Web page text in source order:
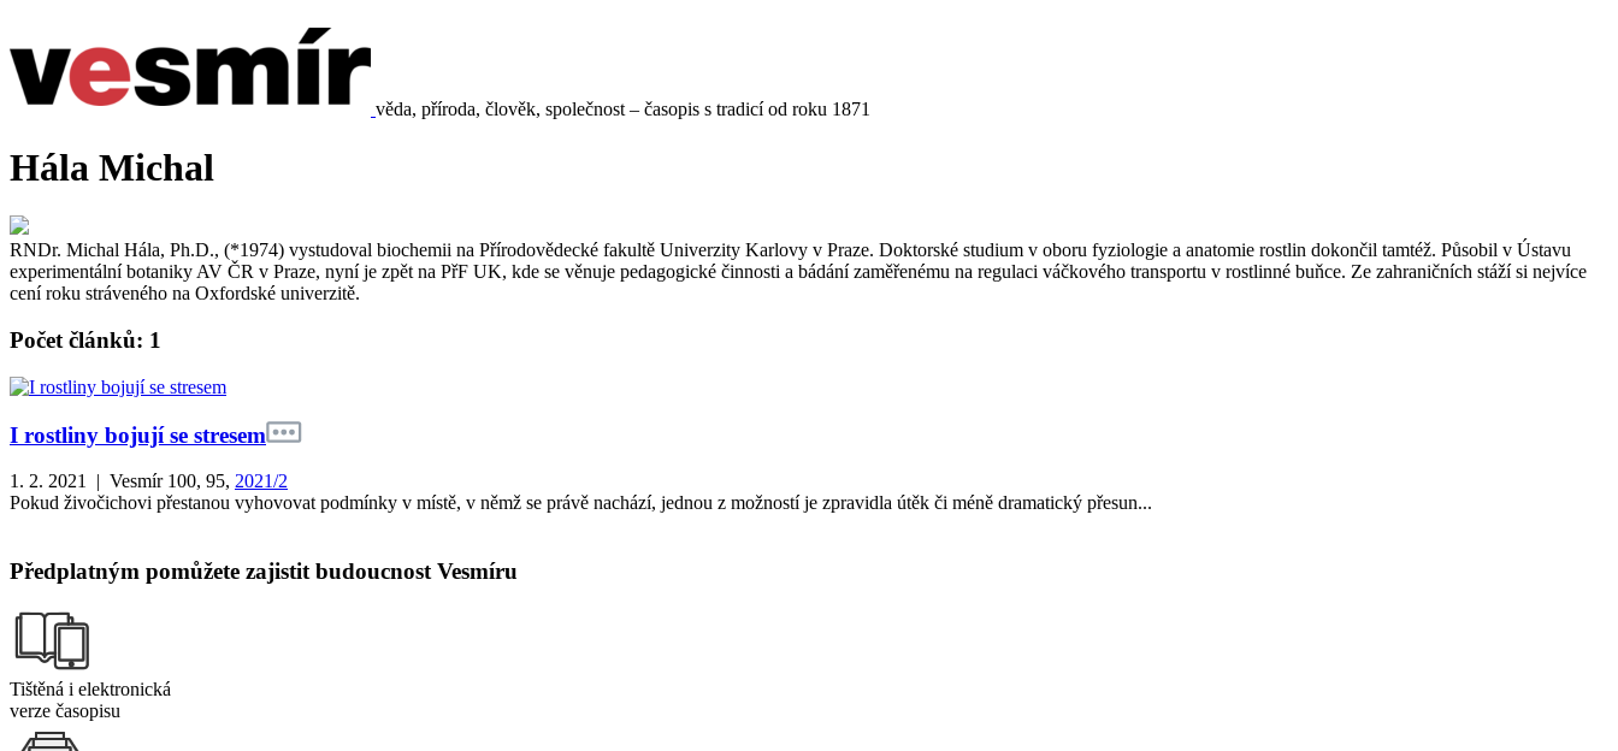
věda, příroda, člověk, společnost – časopis s tradicí od roku 1871
Hála Michal
RNDr. Michal Hála, Ph.D., (*1974) vystudoval biochemii na Přírodovědecké fakultě Univerzity Karlovy v Praze. Doktorské studium v oboru fyziologie a anatomie rostlin dokončil tamtéž. Působil v Ústavu
experimentální botaniky AV ČR v Praze, nyní je zpět na PřF UK, kde se věnuje pedagogické činnosti a bádání zaměřenému na regulaci váčkového transportu v rostlinné buňce. Ze zahraničních stáží si nejvíce
cení roku stráveného na Oxfordské univerzitě.
Počet článků: 1
I rostliny bojují se stresem
1. 2. 2021 | Vesmír 100, 95, 2021/2
Pokud živočichovi přestanou vyhovovat podmínky v místě, v němž se právě nachází, jednou z možností je zpravidla útěk či méně dramatický přesun...
Předplatným pomůžete zajistit budoucnost Vesmíru
Tištěná i elektronická
verze časopisu